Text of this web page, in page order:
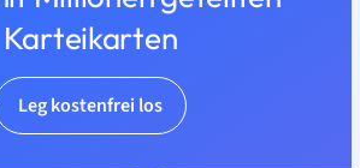
Karteikarten
Leg kostenfrei los